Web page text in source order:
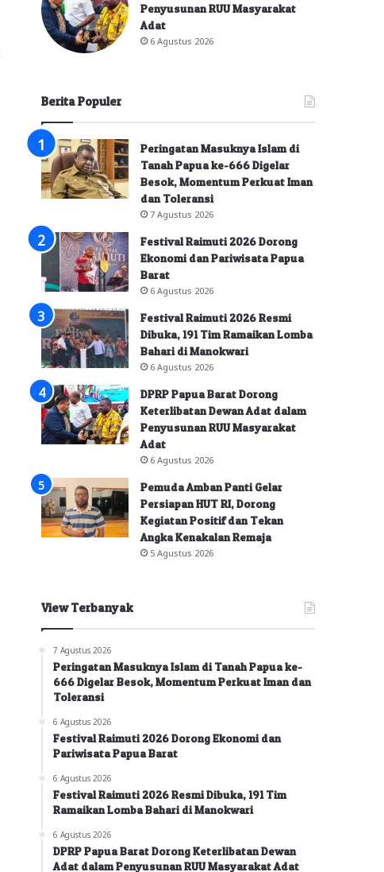
Penyusunan RUU Masyarakat
Adat
6 Agustus 2026
Berita Populer
Peringatan Masuknya Islam di
Tanah Papua ke-666 Digelar
Besok, Momentum Perkuat Iman
dan Toleransi
7 Agustus 2026
Festival Raimuti 2026 Dorong
Ekonomi dan Pariwisata Papua
Barat
6 Agustus 2026
Festival Raimuti 2026 Resmi
Dibuka, 191 Tim Ramaikan Lomba
Bahari di Manokwari
6 Agustus 2026
DPRP Papua Barat Dorong
Keterlibatan Dewan Adat dalam
Penyusunan RUU Masyarakat
Adat
6 Agustus 2026
Pemuda Amban Panti Gelar
Persiapan HUT RI, Dorong
Kegiatan Positif dan Tekan
Angka Kenakalan Remaja
5 Agustus 2026
View Terbanyak
7 Agustus 2026
Peringatan Masuknya Islam di Tanah Papua ke-
666 Digelar Besok, Momentum Perkuat Iman dan
Toleransi
6 Agustus 2026
Festival Raimuti 2026 Dorong Ekonomi dan
Pariwisata Papua Barat
6 Agustus 2026
Festival Raimuti 2026 Resmi Dibuka, 191 Tim
Ramaikan Lomba Bahari di Manokwari
6 Agustus 2026
DPRP Papua Barat Dorong Keterlibatan Dewan
Adat dalam Penyusunan RUU Masyarakat Adat